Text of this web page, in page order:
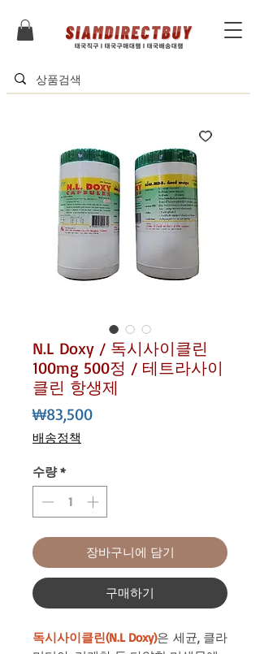
N.L Doxy / 독시사이클린
100mg 500정 / 테트라사이
클린 항생제
₩83,500가
배송정책
수량 *
장바구니에 담기
구매하기
독시사이클린(N.L Doxy)은 세균, 클라